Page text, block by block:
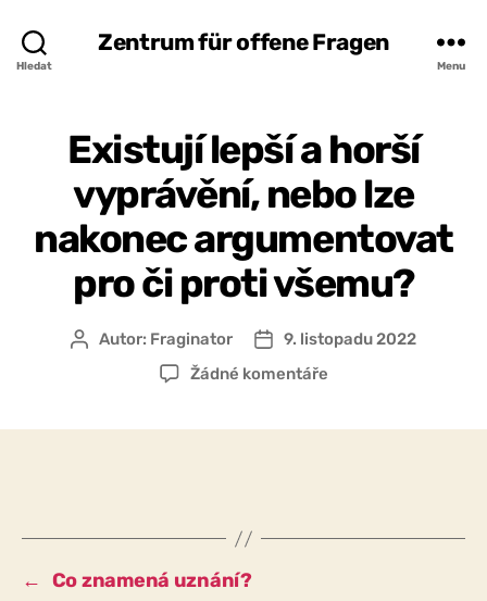
Hledat
Zentrum für offene Fragen
Menu
Existují lepší a horší
vyprávění, nebo lze
nakonec argumentovat
pro či proti všemu?
AutorAutor: Fraginator
Datum
příspěvku
9. listopadu 2022
Žádné komentářeu
horší
← Co znamená uznání?